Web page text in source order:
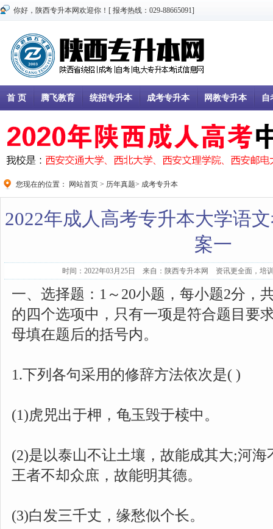
你好，陕西专升本网欢迎你！[ 报考热线：029-88665091]
首 页 腾飞教育 统招专升本 成考专升本 网教专升本 自
您现在的位置： 网站首页 > 历年真题> 成考专升本
2022年成人高考专升本大学语
案一
时间：2022年03月25日 来自：陕西专升本网 资讯更全面，培
一、选择题：1～20小题，每小题2分，
的四个选项中，只有一项是符合题目要
母填在题后的括号内。
1.下列各句采用的修辞方法依次是( )
(1)虎兕出于柙，龟玉毁于椟中。
(2)是以泰山不让土壤，故能成其大;河
王者不却众庶，故能明其德。
(3)白发三千丈，缘愁似个长。